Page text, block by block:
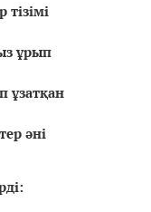
тізімі
ұрып
ұзатқан
әні